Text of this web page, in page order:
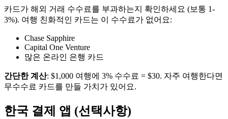
카드가 해외 거래 수수료를 부과하는지 확인하세요 (보통 1-
3%). 여행 친화적인 카드는 이 수수료가 없어요:
Chase Sapphire
Capital One Venture
많은 온라인 은행 카드
간단한 계산: $1,000 여행에 3% 수수료 = $30. 자주 여행한다면
무수수료 카드를 만들 가치가 있어요.
한국 결제 앱 (선택사항)